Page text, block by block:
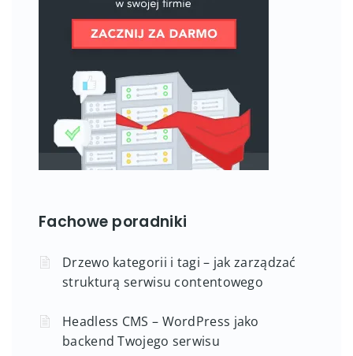
Fachowe poradniki
Drzewo kategorii i tagi – jak zarządzać
strukturą serwisu contentowego
Headless CMS – WordPress jako
backend Twojego serwisu